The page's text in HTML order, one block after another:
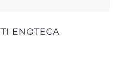
ENOTECA